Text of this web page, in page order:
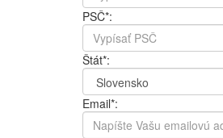
PSČ*:
Štát*:
Email*: